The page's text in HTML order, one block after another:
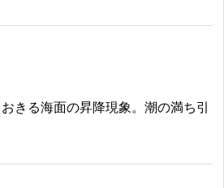
きる海面の昇降現象。潮の満ち引